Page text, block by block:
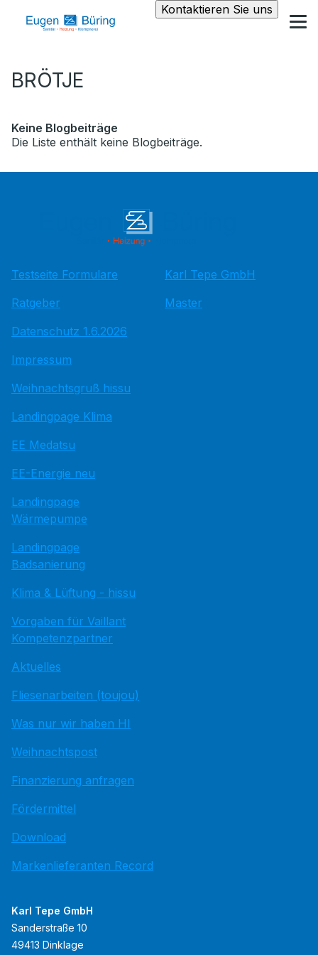
Kontaktieren Sie uns
BRÖTJE
Keine Blogbeiträge
Die Liste enthält keine Blogbeiträge.
Testseite Formulare
Ratgeber
Datenschutz 1.6.2026
Impressum
Weihnachtsgruß hissu
Landingpage Klima
EE Medatsu
EE-Energie neu
Landingpage
Wärmepumpe
Landingpage
Badsanierung
Klima & Lüftung - hissu
Vorgaben für Vaillant
Kompetenzpartner
Aktuelles
Fliesenarbeiten (toujou)
Was nur wir haben HI
Weihnachtspost
Finanzierung anfragen
Fördermittel
Download
Markenlieferanten Record
Karl Tepe GmbH
Master
Karl Tepe GmbH
Sanderstraße 10
49413 Dinklage